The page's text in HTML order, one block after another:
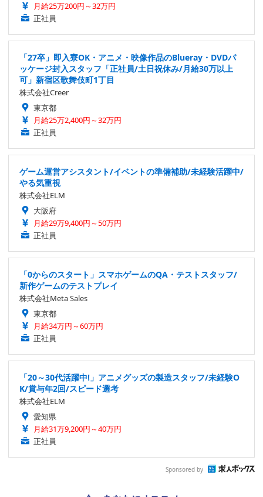
月給25万200円～32万円
正社員
「27卒」即入寮OK・アニメ・映像作品のBlueray・DVDパ
ッケージ封入スタッフ「正社員/土日祝休み/月給30万以上
可」新宿区歌舞伎町1丁目
株式会社Creer
東京都
月給25万2,400円～32万円
正社員
ゲーム運営アシスタント/イベントの準備補助/未経験活躍中/
やる気重視
株式会社ELM
大阪府
月給29万9,400円～50万円
正社員
「0からのスタート」スマホゲームのQA・テストスタッフ/
新作ゲームのテストプレイ
株式会社Meta Sales
東京都
月給34万円～60万円
正社員
「20～30代活躍中!」アニメグッズの製造スタッフ/未経験O
K/賞与年2回/スピード選考
株式会社ELM
愛知県
月給31万9,200円～40万円
正社員
Sponsored by